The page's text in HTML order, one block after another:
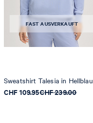
nicht reinigen
FAST AUSVERKAUFT
Sweatshirt Talesia in Hellblau
CHF 109.95CHF 239.00